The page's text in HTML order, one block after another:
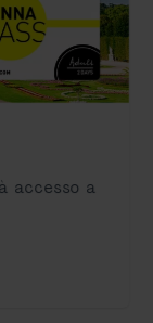
accesso a